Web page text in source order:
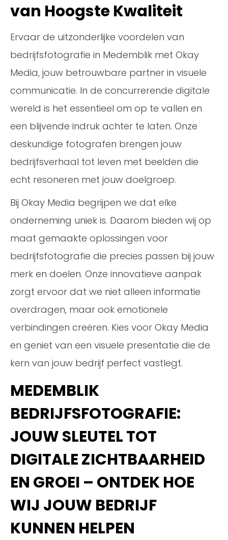
van Hoogste Kwaliteit
Ervaar de uitzonderlijke voordelen van
bedrijfsfotografie in Medemblik met Okay
Media, jouw betrouwbare partner in visuele
communicatie. In de concurrerende digitale
wereld is het essentieel om op te vallen en
een blijvende indruk achter te laten. Onze
deskundige fotografen brengen jouw
bedrijfsverhaal tot leven met beelden die
echt resoneren met jouw doelgroep.
Bij Okay Media begrijpen we dat elke
onderneming uniek is. Daarom bieden wij op
maat gemaakte oplossingen voor
bedrijfsfotografie die precies passen bij jouw
merk en doelen. Onze innovatieve aanpak
zorgt ervoor dat we niet alleen informatie
overdragen, maar ook emotionele
verbindingen creëren. Kies voor Okay Media
en geniet van een visuele presentatie die de
kern van jouw bedrijf perfect vastlegt.
MEDEMBLIK
BEDRIJFSFOTOGRAFIE:
JOUW SLEUTEL TOT
DIGITALE ZICHTBAARHEID
EN GROEI – ONTDEK HOE
WIJ JOUW BEDRIJF
KUNNEN HELPEN